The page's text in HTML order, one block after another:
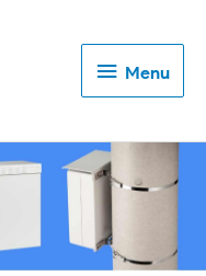
Menu
Menu